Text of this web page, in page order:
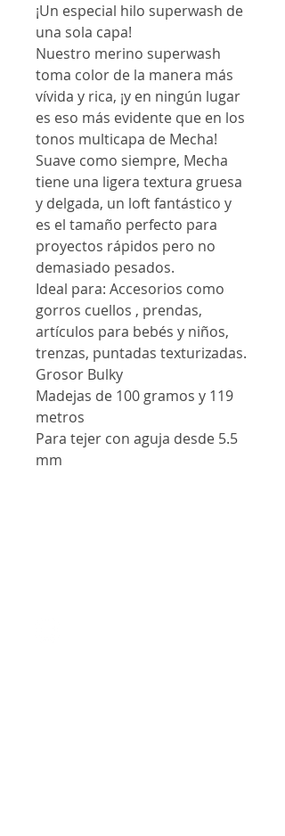
¡Un especial hilo superwash de
una sola capa!
Nuestro merino superwash
toma color de la manera más
vívida y rica, ¡y en ningún lugar
es eso más evidente que en los
tonos multicapa de Mecha!
Suave como siempre, Mecha
tiene una ligera textura gruesa
y delgada, un loft fantástico y
es el tamaño perfecto para
proyectos rápidos pero no
demasiado pesados.
Ideal para: Accesorios como
gorros cuellos , prendas,
artículos para bebés y niños,
trenzas, puntadas texturizadas.
Grosor Bulky
Madejas de 100 gramos y 119
metros
Para tejer con aguja desde 5.5
mm